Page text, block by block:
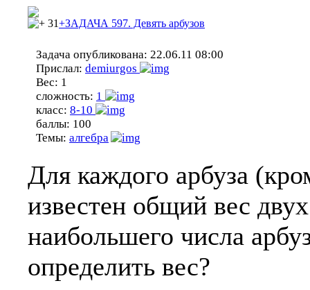
31+ЗАДАЧА 597. Девять арбузов
Задача опубликована: 22.06.11 08:00
Прислал: demiurgos
Вес: 1
сложность: 1
класс: 8-10
баллы: 100
Темы: алгебра
Для каждого арбуза
известен общий вес
наибольшего числа
определить вес?